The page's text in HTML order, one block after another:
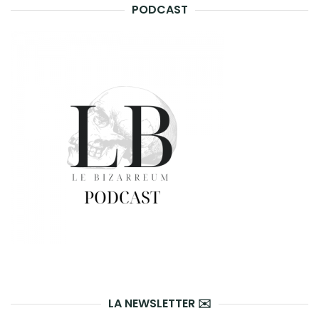
PODCAST
LA NEWSLETTER ✉️